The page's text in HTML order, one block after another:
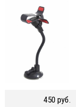
450 руб.